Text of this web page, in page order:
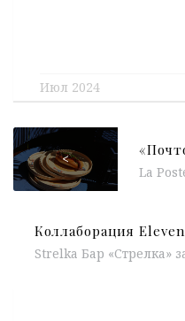
Июл 2024
<